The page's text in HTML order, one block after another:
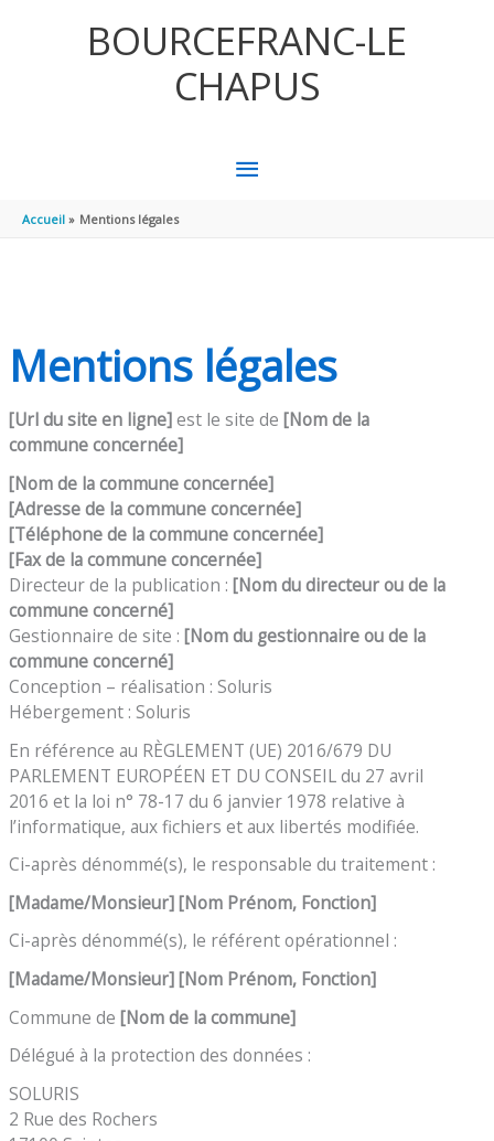
BOURCEFRANC-LE
CHAPUS
MENU
Accueil Mentions légales
Mentions légales
[Url du site en ligne]est le site de[Nom de la
communeconcernée]
[Nom de la commune concernée]
[Adresse de la commune concernée]
[Téléphone de la commune concernée]
[Fax de la commune concernée]
Directeur de la publication :[Nom du directeur ou de la
communeconcerné]
Gestionnaire de site :[Nom du gestionnaire ou de la
communeconcerné]
Conception – réalisation : Soluris
Hébergement : Soluris
En référence au RÈGLEMENT (UE) 2016/679 DU
PARLEMENT EUROPÉEN ET DU CONSEIL du 27 avril
2016 et la loi n° 78-17 du 6 janvier 1978 relative à
l’informatique, aux fichiers et aux libertés modifiée.
Ci-après dénommé(s), le responsable du traitement :
[Madame/Monsieur][Nom Prénom, Fonction]
Ci-après dénommé(s), le référent opérationnel :
[Madame/Monsieur][Nom Prénom, Fonction]
Commune de[Nom de la commune]
Délégué à la protection des données :
SOLURIS
2 Rue des Rochers